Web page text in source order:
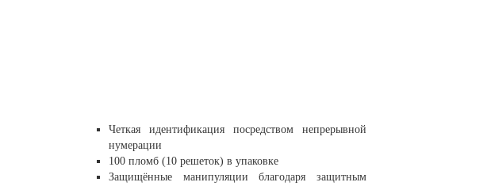
Четкая идентификация посредством непрерывной
нумерации
100 пломб (10 решеток) в упаковке
Защищённые манипуляции благодаря защитным